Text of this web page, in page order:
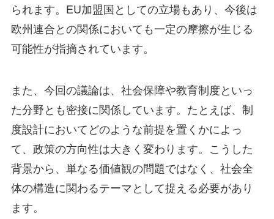
られます。EU加盟国としての立場もあり、今後は
欧州連合との関係においても一定の摩擦が生じる
可能性が指摘されています。
また、今回の議論は、社会保障や教育制度といっ
た分野とも密接に関係しています。たとえば、制
度設計においてどのような前提を置くかによっ
て、政策の方向性は大きく変わります。こうした
背景から、単なる価値観の問題ではなく、社会全
体の構造に関わるテーマとして捉える必要があり
ます。